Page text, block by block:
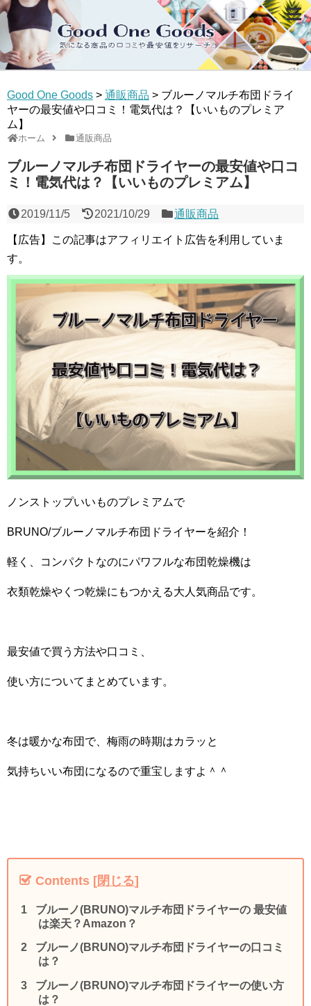
Good One Goods > 通販商品 > ブルーノマルチ布団ドライ
ヤーの最安値や口コミ！電気代は？【いいものプレミア
ム】
ホーム 通販商品
ブルーノマルチ布団ドライヤーの最安値や口コ
ミ！電気代は？【いいものプレミアム】
2019/11/5 2021/10/29 通販商品
【広告】この記事はアフィリエイト広告を利用していま
す。
ノンストップいいものプレミアムで
BRUNO/ブルーノマルチ布団ドライヤーを紹介！
軽く、コンパクトなのにパワフルな布団乾燥機は
衣類乾燥やくつ乾燥にもつかえる大人気商品です。
最安値で買う方法や口コミ、
使い方についてまとめています。
冬は暖かな布団で、梅雨の時期はカラッと
気持ちいい布団になるので重宝しますよ＾＾
Contents [閉じる]
ブルーノ(BRUNO)マルチ布団ドライヤーの 最安値
は楽天？Amazon？
ブルーノ(BRUNO)マルチ布団ドライヤーの口コミ
は？
ブルーノ(BRUNO)マルチ布団ドライヤーの使い方
は？